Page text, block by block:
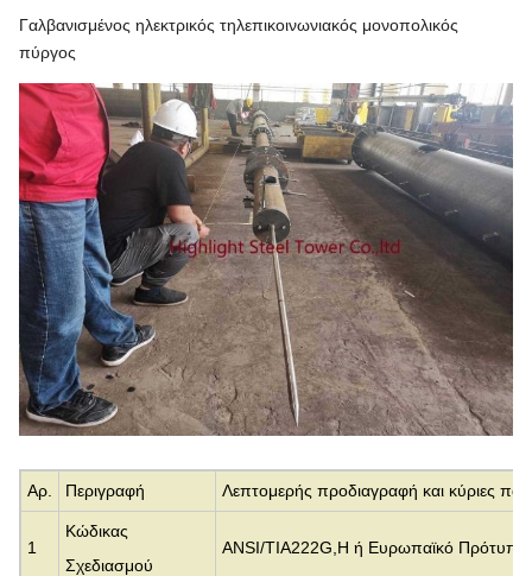
Γαλβανισμένος ηλεκτρικός τηλεπικοινωνιακός μονοπολικός
πύργος
Αρ. Περιγραφή Λεπτομερής προδιαγραφή και κύριες
1
Κώδικας
Σχεδιασμού
ANSI/TIA222G,H ή Ευρωπαϊκό Πρότυπο